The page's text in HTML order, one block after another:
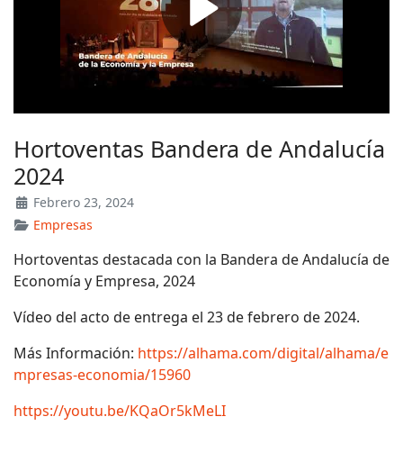
Hortoventas Bandera de Andalucía
2024
Febrero 23, 2024
Empresas
Hortoventas destacada con la Bandera de Andalucía de
Economía y Empresa, 2024
Vídeo del acto de entrega el 23 de febrero de 2024.
Más Información: https://alhama.com/digital/alhama/e
mpresas-economia/15960
https://youtu.be/KQaOr5kMeLI